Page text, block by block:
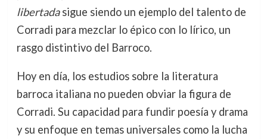
libertadasigue siendo un ejemplo del talento de
Corradi para mezclar lo épico con lo lírico, un
rasgo distintivo del Barroco.
Hoy en día, los estudios sobre la literatura
barroca italiana no pueden obviar la figura de
Corradi. Su capacidad para fundir poesía y drama
y su enfoque en temas universales como la lucha